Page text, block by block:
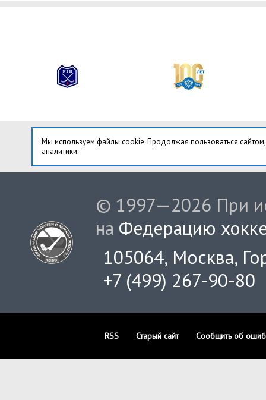
Мы используем файлы cookie. Продолжая пользоваться
аналитики.
© 1997—2026 При
на Федерацию
105064, Москва,
+7 (499) 267-90-80
RSS Старый сайт Сообщить об